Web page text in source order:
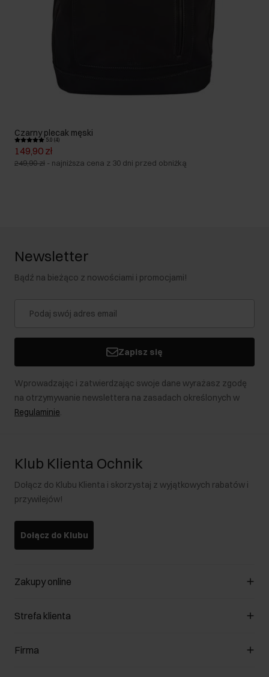
Czarny plecak męski
5.0 (4)
149,90 zł
249,90 zł - najniższa cena z 30 dni przed obniżką
Newsletter
Bądź na bieżąco z nowościami i promocjami!
Zapisz się
Wprowadzając i zatwierdzając swoje dane wyrażasz zgodę
na otrzymywanie newslettera na zasadach określonych w
Regulaminie.
Klub Klienta Ochnik
Dołącz do Klubu Klienta i skorzystaj z wyjątkowych rabatów i
przywilejów!
Dołącz do Klubu
Zakupy online
Zarządzaj cookies
Formy płatności
Strefa klienta
Klub Klienta
Firma